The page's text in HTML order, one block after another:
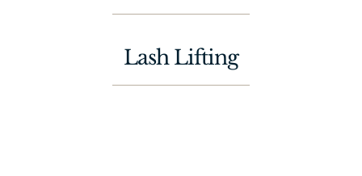
Lash Lifting